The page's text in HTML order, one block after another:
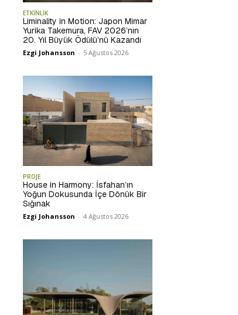
ETKİNLİK
Liminality in Motion: Japon Mimar
Yurika Takemura, FAV 2026’nın
20. Yıl Büyük Ödülü’nü Kazandı
Ezgi Johansson - 5 Ağustos 2026
PROJE
House in Harmony: İsfahan’ın
Yoğun Dokusunda İçe Dönük Bir
Sığınak
Ezgi Johansson - 4 Ağustos 2026